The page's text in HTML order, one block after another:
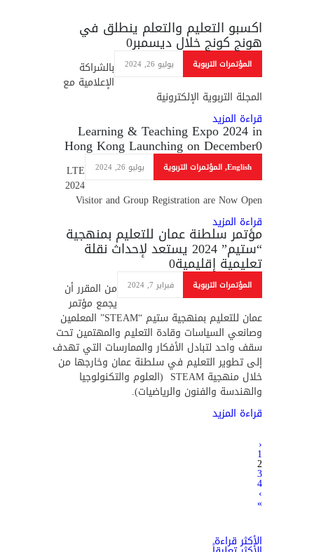
اكسبو التعليم والتعلم ينطلق في
هونج كونج خلال ديسمبر0
المؤتمرات التربوية يوليو 26, 2024 بالشراكة
الإعلامية مع
المجلة التربوية الإلكترونية
قراءة المزيد
Learning & Teaching Expo 2024 in
Hong Kong Launching on December0
English
,المؤتمرات التربوية يوليو 26, 2024 LTE
2024
Visitor and Group Registration are Now Open
قراءة المزيد
مؤتمر سلطنة عمان للتعليم بمنهجية
“ستيم” 2024 يستعد لإحداث نقلة
تعليمية إقليمية0
المؤتمرات التربوية فبراير 7, 2024 من المقرر أن
يجمع مؤتمر
عمان للتعليم بمنهجية ستيم “STEAM” المعلمين
وصانعي السياسات وقادة التعليم والمهتمين تحت
سقف واحد لتبادل الأفكار والممارسات التي تهدف
إلى تطوير التعليم في سلطنة عمان وخارجها من
خلال منهجية STEAM (العلوم والتكنولوجيا
والهندسة والفنون والرياضيات).
قراءة المزيد
‹
1
2
3
4
›
»
الأكثر قراءة